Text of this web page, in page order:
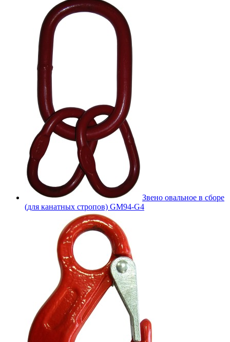
Звено овальное в сборе
(для канатных стропов) GM94-G4